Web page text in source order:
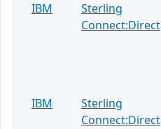
IBM
Sterling
Connect:Direct
IBM
Sterling
Connect:Direct